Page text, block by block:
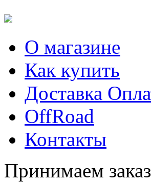
О магазине
Как купить
Доставка
OffRoad
Контакты
Принимаем